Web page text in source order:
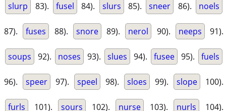
slurp 83). fusel 84). slurs 85). sneer 86). noels
87). fuses 88). snore 89). nerol 90). neeps 91).
soups 92). noses 93). slues 94). fusee 95). fuels
96). speer 97). speel 98). sloes 99). slope 100).
furls 101). sours 102). nurse 103). nurls 104).